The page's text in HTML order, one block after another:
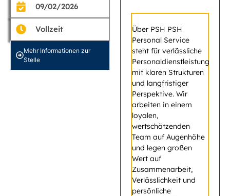
09/02/2026
Vollzeit
Mehr Informationen zur
Stelle
Über PSH PSH
Personal Service
steht für verlässliche
Personaldienstleistung
mit klaren Strukturen
und langfristiger
Perspektive. Wir
arbeiten in einem
loyalen,
wertschätzenden
Team auf Augenhöhe
und legen großen
Wert auf
Zusammenarbeit,
Verlässlichkeit und
persönliche